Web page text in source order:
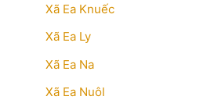
Xã Ea Knuếc
Xã Ea Ly
Xã Ea Na
Xã Ea Nuôl